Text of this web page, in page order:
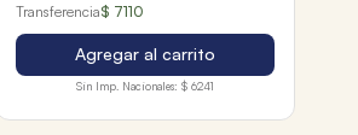
Transferencia$ 7110
Agregar al carrito
Sin Imp. Nacionales: $ 6241